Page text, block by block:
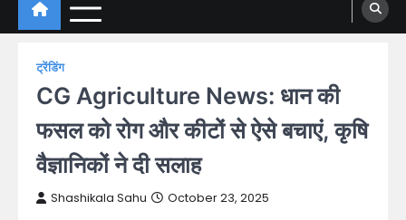
ट्रेंडिंग
CG Agriculture News: धान की
फसल को रोग और कीटों से ऐसे बचाएं, कृषि
वैज्ञानिकों ने दी सलाह
Shashikala Sahu October 23, 2025